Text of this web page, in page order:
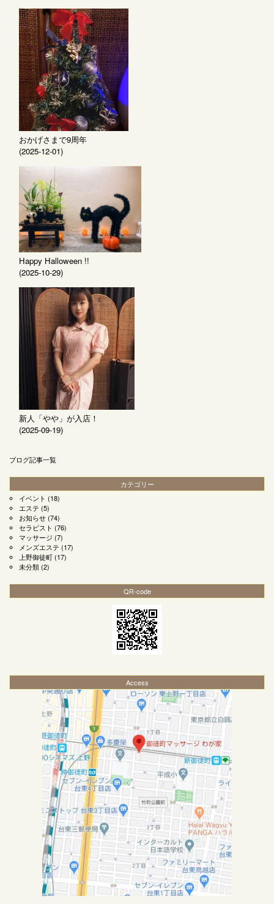
おかげさまで9周年
(2025-12-01)
Happy Halloween !!
(2025-10-29)
新人「やや」が入店！
(2025-09-19)
ブログ記事一覧
カテゴリー
イベント (18)
エステ (5)
お知らせ(74)
セラピスト (76)
マッサージ (7)
メンズエステ (17)
上野御徒町(17)
未分類(2)
QR-code
Access